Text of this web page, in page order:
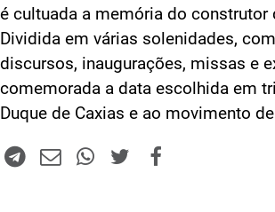
é cultuada a memória do construtor
Dividida em várias solenidades,
discursos, inaugurações, missas e
comemorada a data escolhida em
Duque de Caxias e ao movimento